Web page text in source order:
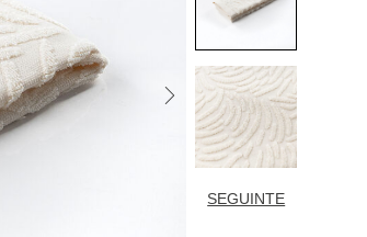
SEGUINTE